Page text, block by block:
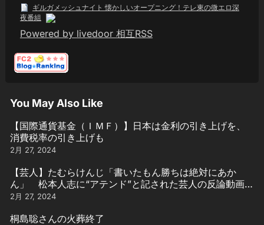
ギルガメッシュナイト 懐かしいオープニング！テレ東の微エロ深
夜番組
Powered by livedoor 相互RSS
You May Also Like
【国際通貨基金（ＩＭＦ）】日本は金利の引き上げを、
消費税率の引き上げも
2月 27, 2024
【芸人】たむらけんじ「書いたもん勝ちは絶対にあか
ん」 松本人志に“アテンド”と記された芸人の反論動画引
用
2月 27, 2024
桐島聡さんの火葬終了